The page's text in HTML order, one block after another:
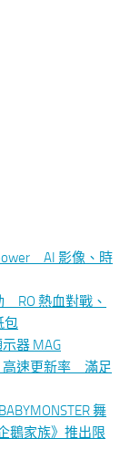
AI 影像、時
RO 熱血對戰、
包
器 MAG
高速更新率 滿足
舞
鵝家族》推出限